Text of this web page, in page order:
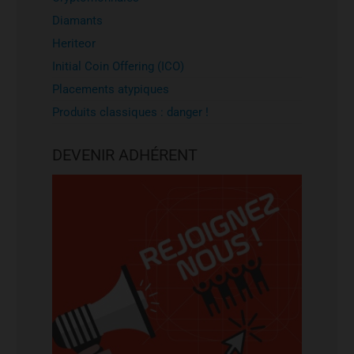
Diamants
Heriteor
Initial Coin Offering (ICO)
Placements atypiques
Produits classiques : danger !
DEVENIR ADHÉRENT